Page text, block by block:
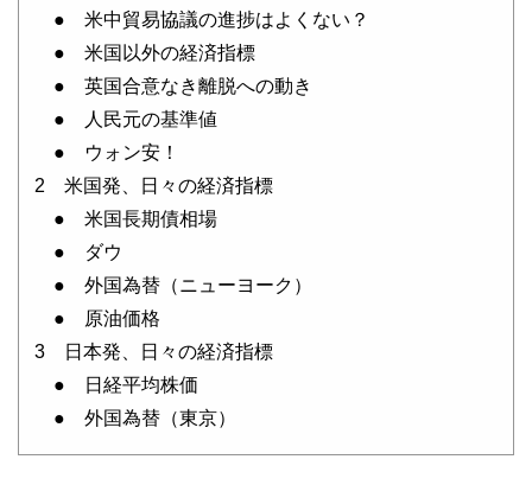
● 米中貿易協議の進捗はよくない？
● 米国以外の経済指標
● 英国合意なき離脱への動き
● 人民元の基準値
● ウォン安！
2 米国発、日々の経済指標
● 米国長期債相場
● ダウ
● 外国為替（ニューヨーク）
● 原油価格
3 日本発、日々の経済指標
● 日経平均株価
● 外国為替（東京）